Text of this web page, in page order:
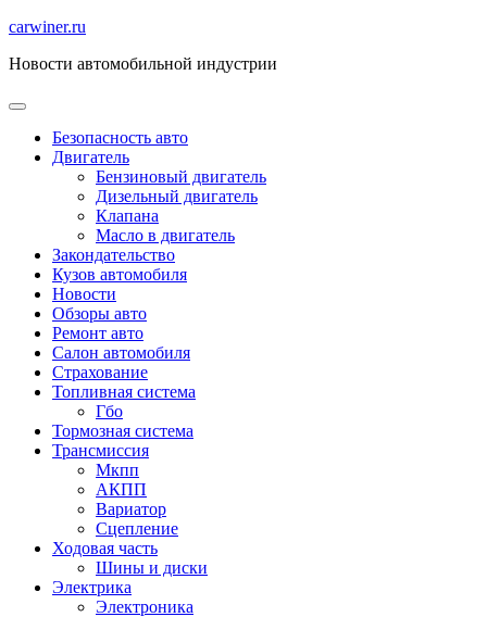
Перейти
содержимому
carwiner.ru
Новости автомобильной индустрии
Безопасность авто
Двигатель
Бензиновый двигатель
Дизельный двигатель
Клапана
Масло в двигатель
Закондательство
Кузов автомобиля
Новости
Обзоры авто
Ремонт авто
Салон автомобиля
Страхование
Топливная система
Гбо
Тормозная система
Трансмиссия
Мкпп
АКПП
Вариатор
Сцепление
Ходовая часть
Шины и диски
Электрика
Электроника